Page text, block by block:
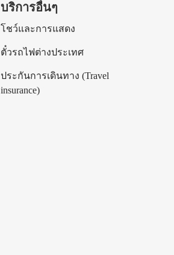
บริการอื่นๆ
โชว์และการแสดง
ตั๋วรถไฟต่างประเทศ
ประกันการเดินทาง (Travel
insurance)